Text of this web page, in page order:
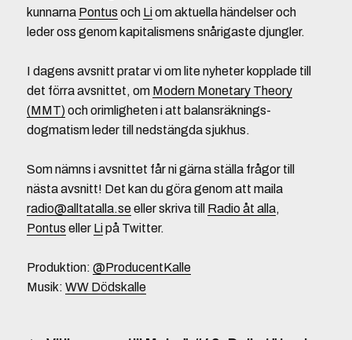
kunnarna Pontus och Liom aktuella händelser och
leder oss genom kapitalismens snårigaste djungler.
I dagens avsnitt pratar vi om lite nyheter kopplade till
det förra avsnittet, om Modern Monetary Theory
(MMT)och orimligheten i att balansräknings-
dogmatism leder till nedstängda sjukhus.
Som nämns i avsnittet får ni gärna ställa frågor till
nästa avsnitt! Det kan du göra genom att maila
radio@alltatalla.seeller skriva till Radio åt alla,
Pontus eller Lipå Twitter.
Produktion: @ProducentKalle
Musik: WW Dödskalle